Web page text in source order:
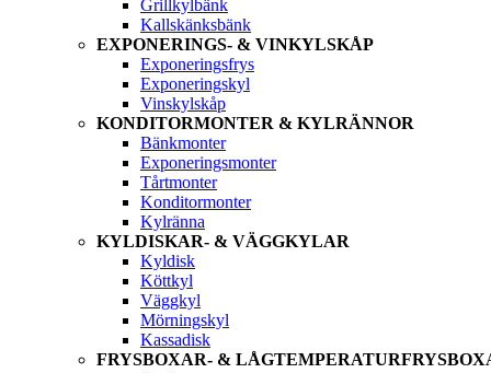
Grillkylbänk
Kallskänksbänk
EXPONERINGS- & VINKYLSKÅP
Exponeringsfrys
Exponeringskyl
Vinskylskåp
KONDITORMONTER & KYLRÄNNOR
Bänkmonter
Exponeringsmonter
Tårtmonter
Konditormonter
Kylränna
KYLDISKAR- & VÄGGKYLAR
Kyldisk
Köttkyl
Väggkyl
Mörningskyl
Kassadisk
FRYSBOXAR- &